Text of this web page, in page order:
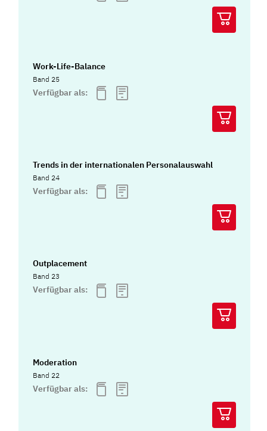
Work-Life-Balance
Band 25
Verfügbar als:
Trends in der internationalen Personalauswahl
Band 24
Verfügbar als:
Outplacement
Band 23
Verfügbar als:
Moderation
Band 22
Verfügbar als: